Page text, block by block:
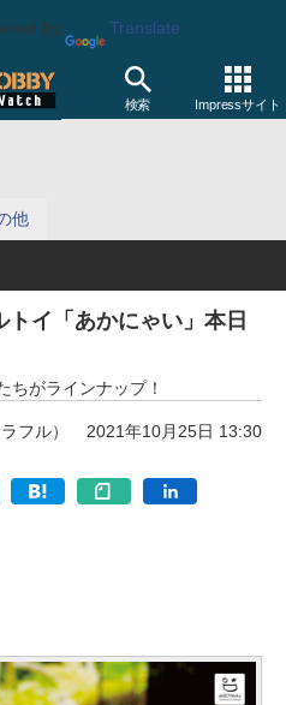
by Translate
検索 Impressサイト
他
イ「あかにゃい」本日
ちがラインナップ！
フル） 2021年10月25日 13:30